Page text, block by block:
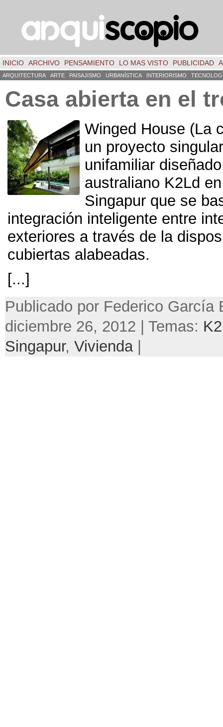
INICIO ARCHIVO PENSAMIENTO LO MAS VISTO PUBLICIDAD
ARQUITECTURA ARTE PAISAJISMO URBANÍSTICA INTERIORISMO
Casa abierta en el
Winged House (La
un proyecto
unifamiliar
australiano K2Ld
Singapur que se
integración inteligente entre
exteriores a través de la
cubiertas alabeadas.
[...]
Publicado por Federico García
diciembre 26, 2012 | Temas:
Singapur, Vivienda|